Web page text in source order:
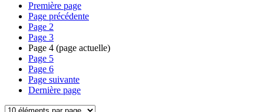
Première page
Page précédente
Page 2
Page 3
Page 4 (page actuelle)
Page 5
Page 6
Page suivante
Dernière page